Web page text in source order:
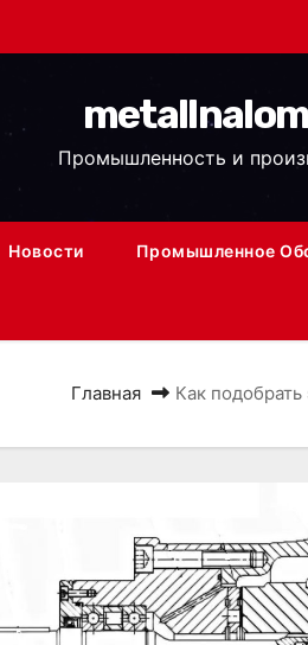
Промышленность и
Новости Промышленное
Главная Как